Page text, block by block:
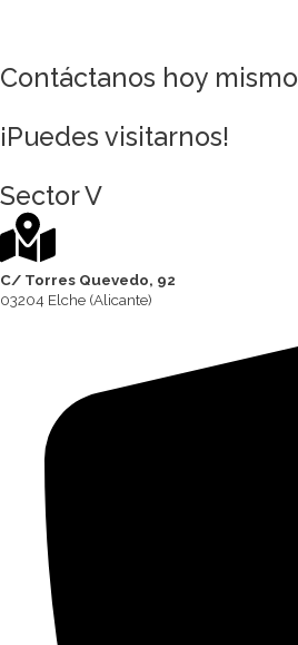
Contáctanos hoy
¡Puedes visitarnos!
Sector V
C/ Torres Quevedo, 92
03204 Elche (Alicante)